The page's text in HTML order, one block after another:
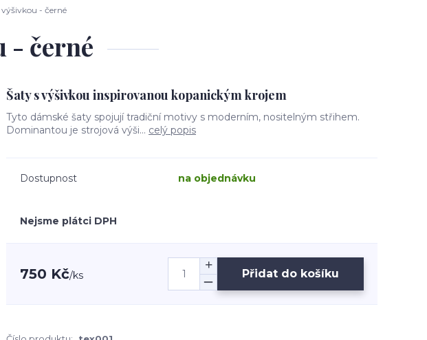
výšivkou - černé
- černé
Šaty s výšivkou inspirovanou kopanickým krojem
Tyto dámské šaty spojují tradiční motivy s moderním, nositelným střihem.
Dominantou je strojová výši... celý popis
Dostupnost na objednávku
Nejsme plátci DPH
750 Kč/ks Přidat do košíku